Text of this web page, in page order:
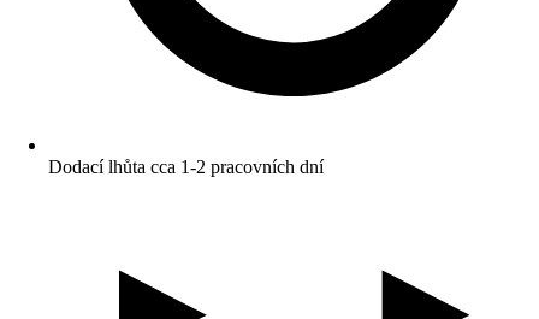
Dodací lhůta cca 1-2 pracovních dní